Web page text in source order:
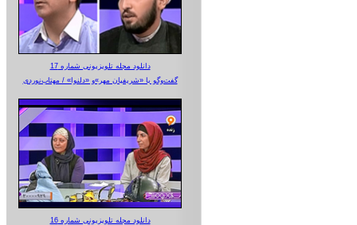
دانلود مجله تلویزیونی شماره 17
گفت‌وگو با «شریفیان مهر»‌و «دلنوا» / مهتاب‌نوردی
دانلود مجله تلویزیونی شماره 16